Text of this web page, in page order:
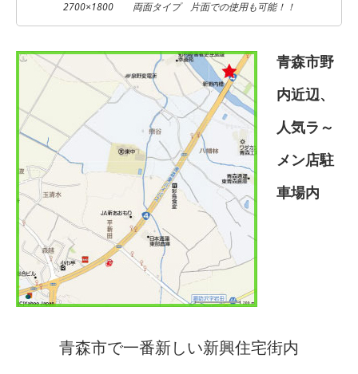
2700×1800 両面タイプ 片面での使用も可能！！
青森市野
内近辺、
人気ラ～
メン店駐
車場内
青森市で一番新しい新興住宅街内